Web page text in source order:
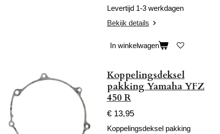
Levertijd 1-3 werkdagen
Bekijk details
In winkelwagen
Koppelingsdeksel
pakking Yamaha YFZ
450 R
€ 13,95
Koppelingsdeksel pakking